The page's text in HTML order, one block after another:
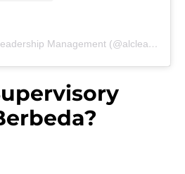
A post shared by ALC Leadership Management (@alcleadershipmanagement)